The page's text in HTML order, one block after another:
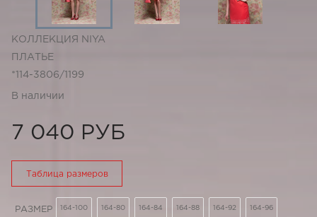
КОЛЛЕКЦИЯ NIYA
ПЛАТЬЕ
*114-3806/1199
В наличии
7 040 РУБ
Таблица размеров
РАЗМЕР 164-100 164-80 164-84 164-88 164-92 164-96